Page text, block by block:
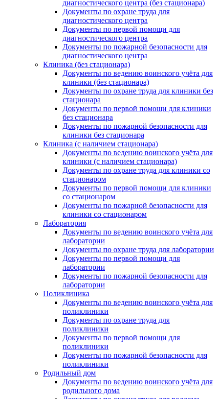
диагностического центра (без стационара)
Документы по охране труда для
диагностического центра
Документы по первой помощи для
диагностического центра
Документы по пожарной безопасности для
диагностического центра
Клиника (без стационара)
Документы по ведению воинского учёта для
клиники (без стационара)
Документы по охране труда для клиники без
стационара
Документы по первой помощи для клиники
без стационара
Документы по пожарной безопасности для
клиники без стационара
Клиника (с наличием стационара)
Документы по ведению воинского учёта для
клиники (с наличием стационара)
Документы по охране труда для клиники со
стационаром
Документы по первой помощи для клиники
со стационаром
Документы по пожарной безопасности для
клиники со стационаром
Лаборатория
Документы по ведению воинского учёта для
лаборатории
Документы по охране труда для лаборатории
Документы по первой помощи для
лаборатории
Документы по пожарной безопасности для
лаборатории
Поликлиника
Документы по ведению воинского учёта для
поликлиники
Документы по охране труда для
поликлиники
Документы по первой помощи для
поликлиники
Документы по пожарной безопасности для
поликлиники
Родильный дом
Документы по ведению воинского учёта для
родильного дома